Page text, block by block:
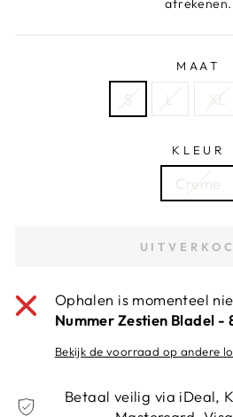
afrekenen.
MAAT
S L XL
KLEUR
Creme
Ophalen is momenteel
Nummer Zestien Bladel -
Bekijk de voorraad op andere
Betaal veilig via iDeal,